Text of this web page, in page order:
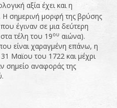
αξία έχει και η
Η σημερινή μορφή της βρύσης
έγιναν σε μια δεύτερη
τέλη του 19ου αιώνα).
είναι χαραγμένη επάνω, η
Μαϊου του 1722 και μέχρι
σημείο αναφοράς της